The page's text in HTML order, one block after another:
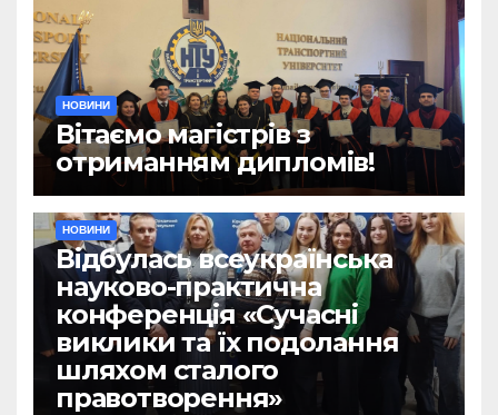
НОВИНИ
Вітаємо магістрів з
отриманням дипломів!
НОВИНИ
Відбулась всеукраїнська
науково-практична
конференція «Сучасні
виклики та їх подолання
шляхом сталого
правотворення»